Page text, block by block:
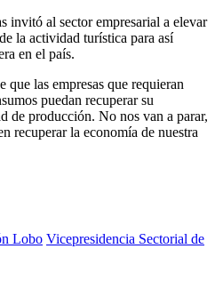
invitó al sector empresarial a elevar
la actividad turística para así
en el país.
que las empresas que requieran
puedan recuperar su
de producción. No nos van a parar,
recuperar la economía de nuestra
Lobo Vicepresidencia Sectorial de